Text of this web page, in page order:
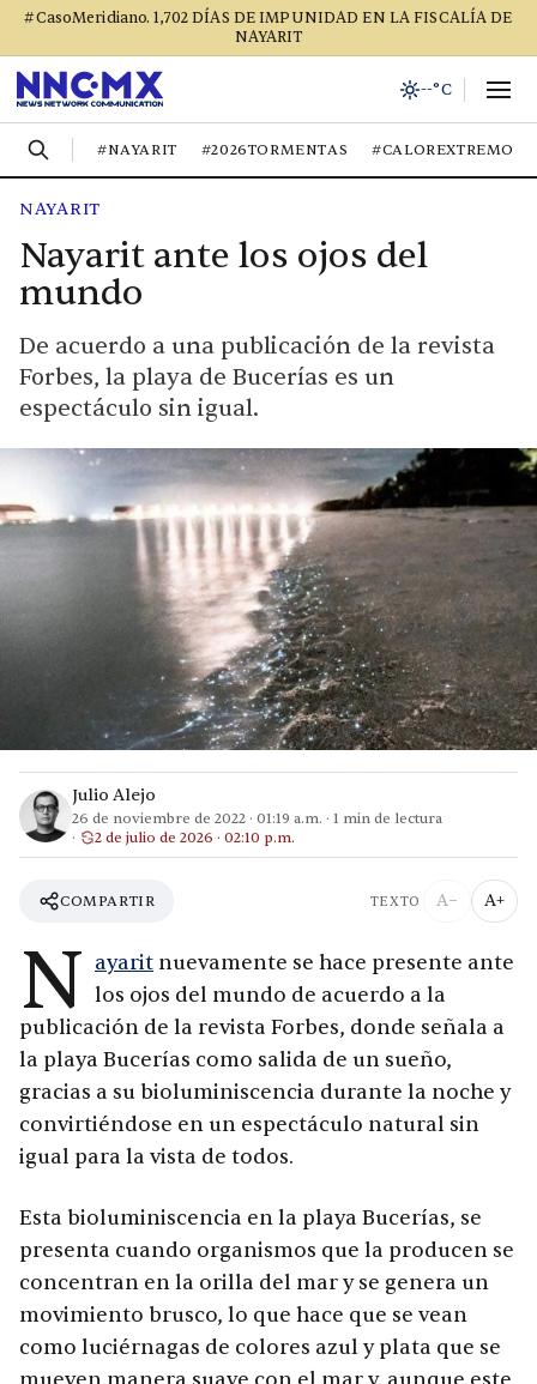
#CasoMeridiano. 1,702 DÍAS DE IMPUNIDAD EN LA FISCALÍA DE
NAYARIT
--°C
#NAYARIT #2026TORMENTAS #CALOREXTREMO
NAYARIT
Nayarit ante los ojos del
mundo
De acuerdo a una publicación de la revista
Forbes, la playa de Bucerías es un
espectáculo sin igual.
Julio Alejo
26 de noviembre de 2022 · 01:19 a.m. · 1 min de lectura
2 de julio de 2026 · 02:10 p.m.
COMPARTIR TEXTO A− A+
N ayarit nuevamente se hace presente ante
los ojos del mundo de acuerdo a la
publicación de la revista Forbes, donde señala a
la playa Bucerías como salida de un sueño,
gracias a su bioluminiscencia durante la noche y
convirtiéndose en un espectáculo natural sin
igual para la vista de todos.
Esta bioluminiscencia en la playa Bucerías, se
presenta cuando organismos que la producen se
concentran en la orilla del mar y se genera un
movimiento brusco, lo que hace que se vean
como luciérnagas de colores azul y plata que se